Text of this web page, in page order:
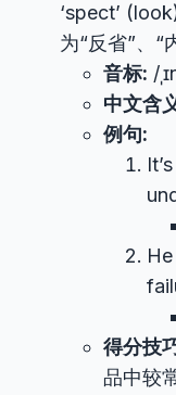
‘spect’
为“反省”、“
音标: /
中文含
例句:
得分技
品中较